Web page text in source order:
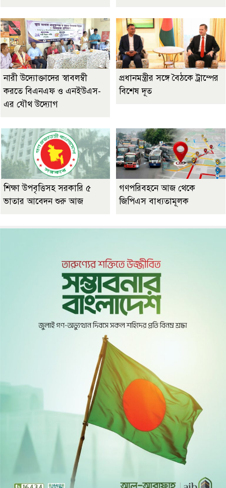
নারী উদ্যোক্তাদের স্বাবলম্বী
করতে বিএনএফ ও এনইউএস-
এর যৌথ উদ্যোগ
প্রধানমন্ত্রীর সঙ্গে বৈঠকে ট্রাম্পের
বিশেষ দূত
শিক্ষা উপবৃত্তিসহ সরকারি ৫
ভাতার আবেদন শুরু আজ
গণপরিবহনে আজ থেকে
জিপিএস বাধ্যতামূলক